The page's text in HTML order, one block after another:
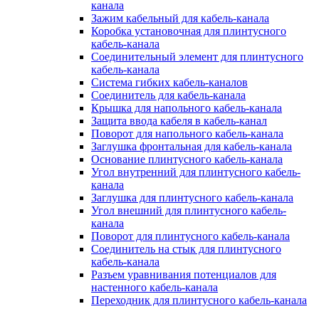
канала
Зажим кабельный для кабель-канала
Коробка установочная для плинтусного
кабель-канала
Соединительный элемент для плинтусного
кабель-канала
Система гибких кабель-каналов
Соединитель для кабель-канала
Крышка для напольного кабель-канала
Защита ввода кабеля в кабель-канал
Поворот для напольного кабель-канала
Заглушка фронтальная для кабель-канала
Основание плинтусного кабель-канала
Угол внутренний для плинтусного кабель-
канала
Заглушка для плинтусного кабель-канала
Угол внешний для плинтусного кабель-
канала
Поворот для плинтусного кабель-канала
Соединитель на стык для плинтусного
кабель-канала
Разъем уравнивания потенциалов для
настенного кабель-канала
Переходник для плинтусного кабель-канала